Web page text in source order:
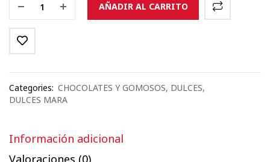
AÑADIR AL CARRITO
Categories: CHOCOLATES Y GOMOSOS, DULCES,
DULCES MARA
Información adicional
Valoraciones (0)